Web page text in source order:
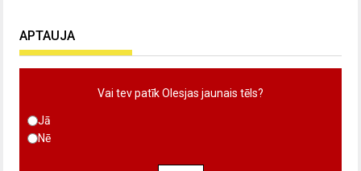
APTAUJA
Vai tev patīk Olesjas jaunais tēls?
Jā
Nē